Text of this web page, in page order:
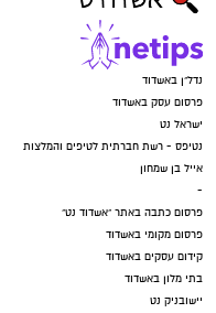
נדל"ן באשדוד
פרסום עסק באשדוד
ישראל נט
נטיפס - רשת חברתית לטיפים והמלצות
אייל בן שמחון
-
פרסום כתבה באתר "אשדוד נט"
פרסום מקומי באשדוד
קידום עסקים באשדוד
בתי מלון באשדוד
יישובניק נט